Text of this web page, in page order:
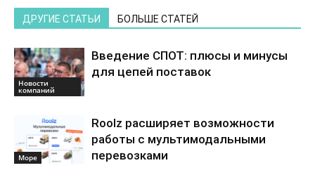
ДРУГИЕ СТАТЬИ БОЛЬШЕ СТАТЕЙ
Новости
компаний
Введение СПОТ: плюсы и минусы
для цепей поставок
Море
Roolz расширяет возможности
работы с мультимодальными
перевозками